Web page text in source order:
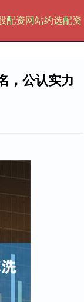
配资网站约选配资
，公认实力